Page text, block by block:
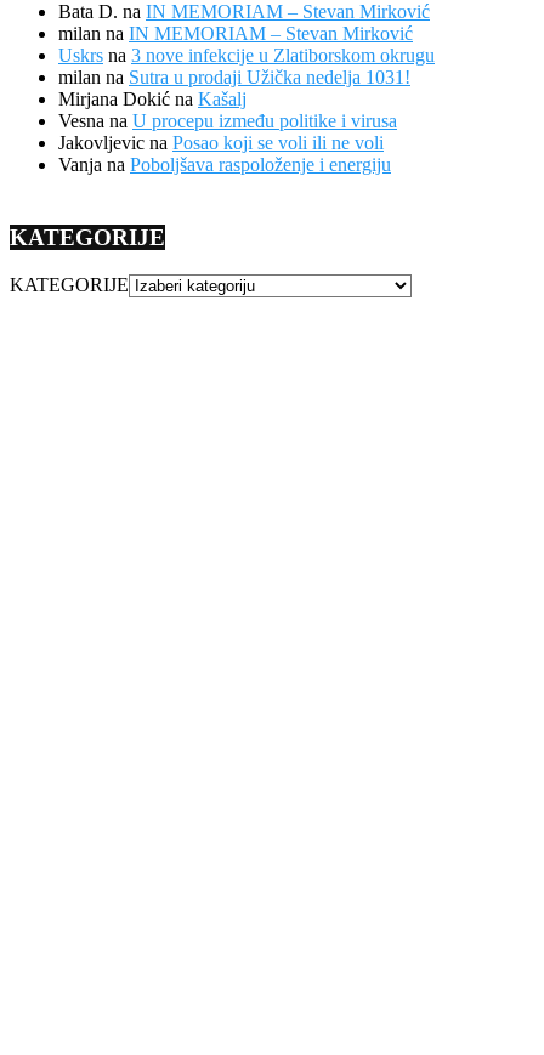
Bata D. na IN MEMORIAM – Stevan Mirković
milan na IN MEMORIAM – Stevan Mirković
Uskrs na 3 nove infekcije u Zlatiborskom okrugu
milan na Sutra u prodaji Užička nedelja 1031!
Mirjana Dokić na Kašalj
Vesna na U procepu između politike i virusa
Jakovljevic na Posao koji se voli ili ne voli
Vanja na Poboljšava raspoloženje i energiju
KATEGORIJE
KATEGORIJE